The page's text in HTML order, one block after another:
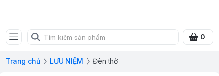
0
Trang chủ LƯU NIỆM Đèn thờ